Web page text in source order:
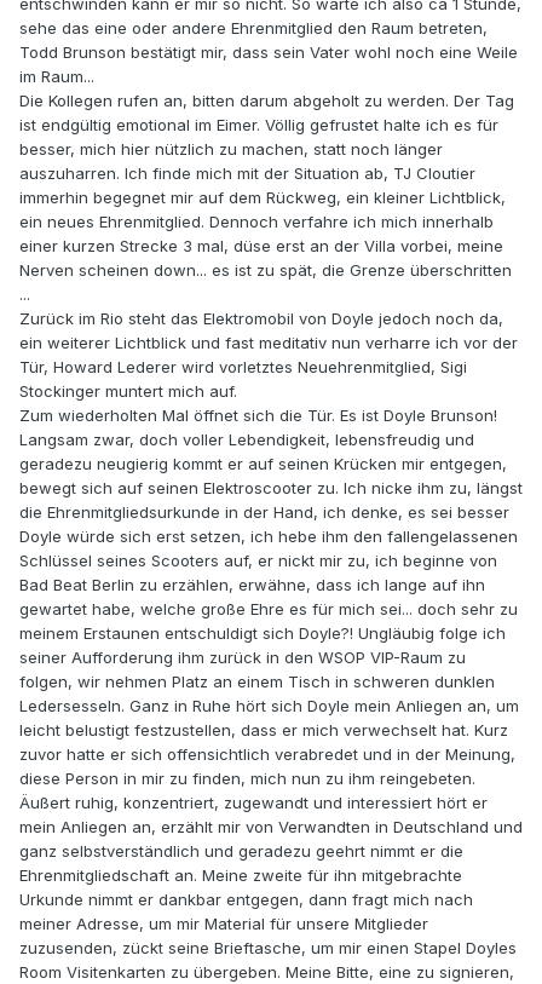
entschwinden kann er mir so nicht. So warte ich also ca 1 Stunde,
sehe das eine oder andere Ehrenmitglied den Raum betreten,
Todd Brunson bestätigt mir, dass sein Vater wohl noch eine Weile
im Raum...
Die Kollegen rufen an, bitten darum abgeholt zu werden. Der Tag
ist endgültig emotional im Eimer. Völlig gefrustet halte ich es für
besser, mich hier nützlich zu machen, statt noch länger
auszuharren. Ich finde mich mit der Situation ab, TJ Cloutier
immerhin begegnet mir auf dem Rückweg, ein kleiner Lichtblick,
ein neues Ehrenmitglied. Dennoch verfahre ich mich innerhalb
einer kurzen Strecke 3 mal, düse erst an der Villa vorbei, meine
Nerven scheinen down... es ist zu spät, die Grenze überschritten
...
Zurück im Rio steht das Elektromobil von Doyle jedoch noch da,
ein weiterer Lichtblick und fast meditativ nun verharre ich vor der
Tür, Howard Lederer wird vorletztes Neuehrenmitglied, Sigi
Stockinger muntert mich auf.
Zum wiederholten Mal öffnet sich die Tür. Es ist Doyle Brunson!
Langsam zwar, doch voller Lebendigkeit, lebensfreudig und
geradezu neugierig kommt er auf seinen Krücken mir entgegen,
bewegt sich auf seinen Elektroscooter zu. Ich nicke ihm zu, längst
die Ehrenmitgliedsurkunde in der Hand, ich denke, es sei besser
Doyle würde sich erst setzen, ich hebe ihm den fallengelassenen
Schlüssel seines Scooters auf, er nickt mir zu, ich beginne von
Bad Beat Berlin zu erzählen, erwähne, dass ich lange auf ihn
gewartet habe, welche große Ehre es für mich sei... doch sehr zu
meinem Erstaunen entschuldigt sich Doyle?! Ungläubig folge ich
seiner Aufforderung ihm zurück in den WSOP VIP-Raum zu
folgen, wir nehmen Platz an einem Tisch in schweren dunklen
Ledersesseln. Ganz in Ruhe hört sich Doyle mein Anliegen an, um
leicht belustigt festzustellen, dass er mich verwechselt hat. Kurz
zuvor hatte er sich offensichtlich verabredet und in der Meinung,
diese Person in mir zu finden, mich nun zu ihm reingebeten.
Äußert ruhig, konzentriert, zugewandt und interessiert hört er
mein Anliegen an, erzählt mir von Verwandten in Deutschland und
ganz selbstverständlich und geradezu geehrt nimmt er die
Ehrenmitgliedschaft an. Meine zweite für ihn mitgebrachte
Urkunde nimmt er dankbar entgegen, dann fragt mich nach
meiner Adresse, um mir Material für unsere Mitglieder
zuzusenden, zückt seine Brieftasche, um mir einen Stapel Doyles
Room Visitenkarten zu übergeben. Meine Bitte, eine zu signieren,